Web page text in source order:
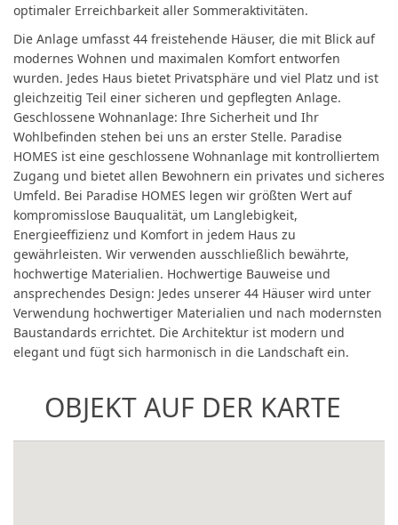
optimaler Erreichbarkeit aller Sommeraktivitäten.
Die Anlage umfasst 44 freistehende Häuser, die mit Blick auf
modernes Wohnen und maximalen Komfort entworfen
wurden. Jedes Haus bietet Privatsphäre und viel Platz und ist
gleichzeitig Teil einer sicheren und gepflegten Anlage.
Geschlossene Wohnanlage: Ihre Sicherheit und Ihr
Wohlbefinden stehen bei uns an erster Stelle. Paradise
HOMES ist eine geschlossene Wohnanlage mit kontrolliertem
Zugang und bietet allen Bewohnern ein privates und sicheres
Umfeld. Bei Paradise HOMES legen wir größten Wert auf
kompromisslose Bauqualität, um Langlebigkeit,
Energieeffizienz und Komfort in jedem Haus zu
gewährleisten. Wir verwenden ausschließlich bewährte,
hochwertige Materialien. Hochwertige Bauweise und
ansprechendes Design: Jedes unserer 44 Häuser wird unter
Verwendung hochwertiger Materialien und nach modernsten
Baustandards errichtet. Die Architektur ist modern und
elegant und fügt sich harmonisch in die Landschaft ein.
OBJEKT AUF DER KARTE